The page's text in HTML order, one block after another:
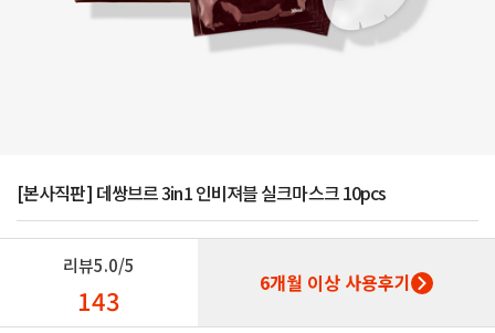
[본사직판] 데쌍브르 3in1 인비져블 실크마스크 10pcs
리뷰5.0/5
143 6개월 이상 사용후기